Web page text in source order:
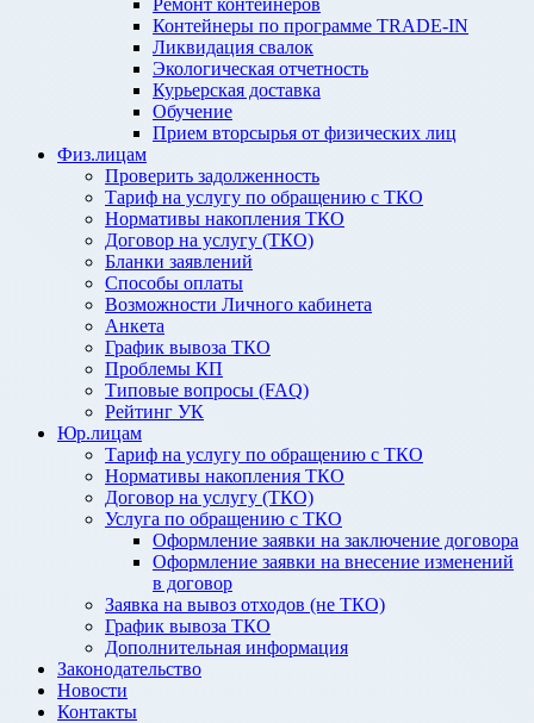
Ремонт контейнеров
Контейнеры по программе TRADE-IN
Ликвидация свалок
Экологическая отчетность
Курьерская доставка
Обучение
Прием вторсырья от физических лиц
Физ.лицам
Проверить задолженность
Тариф на услугу по обращению с ТКО
Нормативы накопления ТКО
Договор на услугу (ТКО)
Бланки заявлений
Способы оплаты
Возможности Личного кабинета
Анкета
График вывоза ТКО
Проблемы КП
Типовые вопросы (FAQ)
Рейтинг УК
Юр.лицам
Тариф на услугу по обращению с ТКО
Нормативы накопления ТКО
Договор на услугу (ТКО)
Услуга по обращению с ТКО
Оформление заявки на заключение договора
Оформление заявки на внесение изменений
в договор
Заявка на вывоз отходов (не ТКО)
График вывоза ТКО
Дополнительная информация
Законодательство
Новости
Контакты